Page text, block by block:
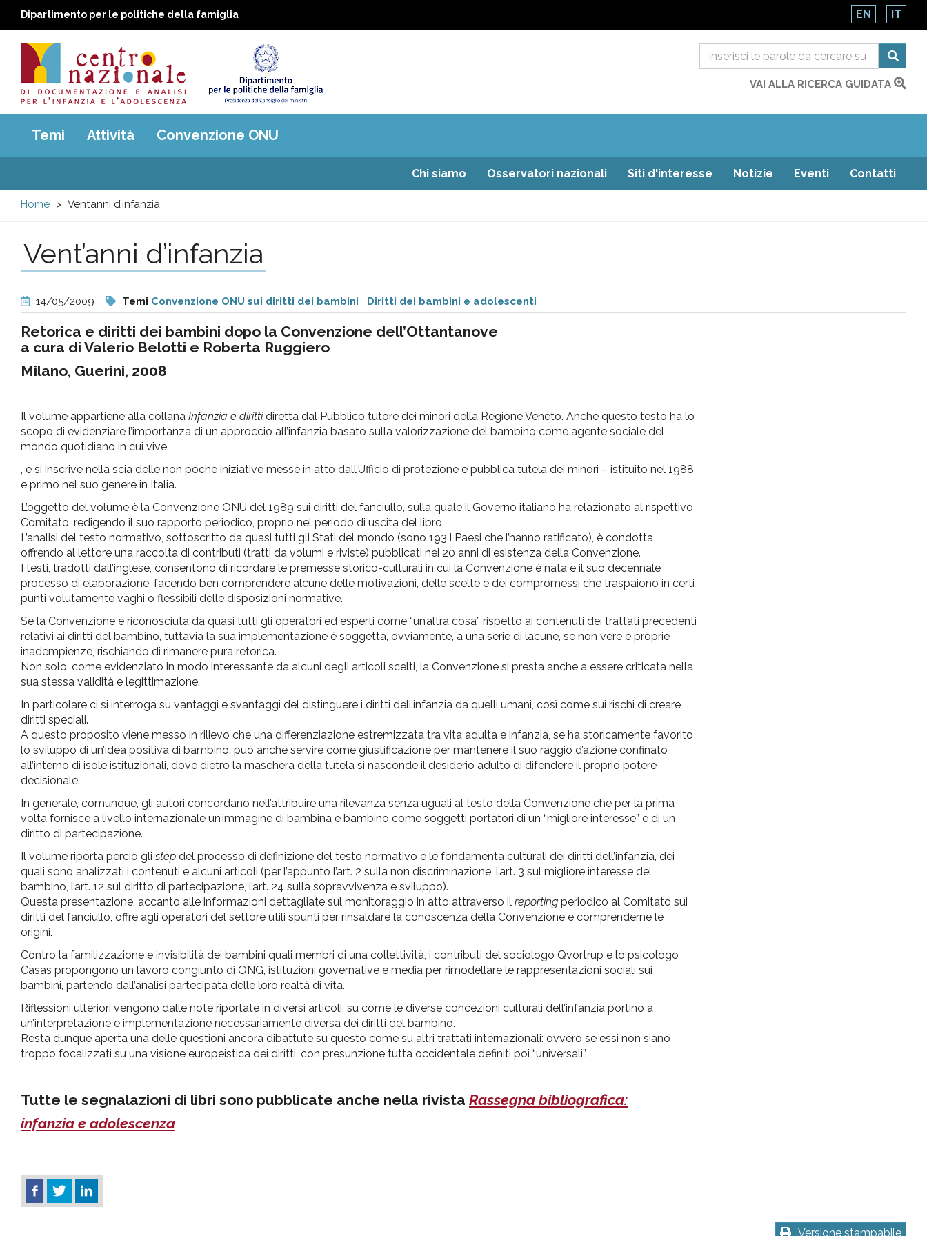
Dipartimento per le politiche della famiglia EN IT
Centro
nazionale
di
e
analisi
pr
l'infanzia
e
l'adolescenza
VAI ALLA RICERCA GUIDATA
Main
menu
Temi Attività Convenzione ONU
Chi siamo Osservatori nazionali Siti d'interesse Notizie Eventi Contatti
Home Vent’anni d’infanzia
Vent’anni d’infanzia
14/05/2009 Temi Convenzione ONU sui diritti dei bambini Diritti dei bambini e adolescenti
Retorica e diritti dei bambini dopo la Convenzione dell’Ottantanove
a cura di Valerio Belotti e Roberta Ruggiero
Milano, Guerini, 2008
Il volume appartiene alla collana Infanzia e dirittidiretta dal Pubblico tutore dei minori della Regione Veneto. Anche questo testo ha lo
scopo di evidenziare l’importanza di un approccio all’infanzia basato sulla valorizzazione del bambino come agente sociale del
mondo quotidiano in cui vive
, e si inscrive nella scia delle non poche iniziative messe in atto dall’Ufficio di protezione e pubblica tutela dei minori – istituito nel 1988
e primo nel suo genere in Italia.
L’oggetto del volume è la Convenzione ONU del 1989 sui diritti del fanciullo, sulla quale il Governo italiano ha relazionato al rispettivo
Comitato, redigendo il suo rapporto periodico, proprio nel periodo di uscita del libro.
L’analisi del testo normativo, sottoscritto da quasi tutti gli Stati del mondo (sono 193 i Paesi che l’hanno ratificato), è condotta
offrendo al lettore una raccolta di contributi (tratti da volumi e riviste) pubblicati nei 20 anni di esistenza della Convenzione.
I testi, tradotti dall’inglese, consentono di ricordare le premesse storico-culturali in cui la Convenzione è nata e il suo decennale
processo di elaborazione, facendo ben comprendere alcune delle motivazioni, delle scelte e dei compromessi che traspaiono in certi
punti volutamente vaghi o flessibili delle disposizioni normative.
Se la Convenzione è riconosciuta da quasi tutti gli operatori ed esperti come “un’altra cosa” rispetto ai contenuti dei trattati precedenti
relativi ai diritti del bambino, tuttavia la sua implementazione è soggetta, ovviamente, a una serie di lacune, se non vere e proprie
inadempienze, rischiando di rimanere pura retorica.
Non solo, come evidenziato in modo interessante da alcuni degli articoli scelti, la Convenzione si presta anche a essere criticata nella
sua stessa validità e legittimazione.
In particolare ci si interroga su vantaggi e svantaggi del distinguere i diritti dell’infanzia da quelli umani, così come sui rischi di creare
diritti speciali.
A questo proposito viene messo in rilievo che una differenziazione estremizzata tra vita adulta e infanzia, se ha storicamente favorito
lo sviluppo di un’idea positiva di bambino, può anche servire come giustificazione per mantenere il suo raggio d’azione confinato
all’interno di isole istituzionali, dove dietro la maschera della tutela si nasconde il desiderio adulto di difendere il proprio potere
decisionale.
In generale, comunque, gli autori concordano nell’attribuire una rilevanza senza uguali al testo della Convenzione che per la prima
volta fornisce a livello internazionale un’immagine di bambina e bambino come soggetti portatori di un “migliore interesse” e di un
diritto di partecipazione.
Il volume riporta perciò glistep del processo di definizione del testo normativo e le fondamenta culturali dei diritti dell’infanzia, dei
quali sono analizzati i contenuti e alcuni articoli (per l’appunto l’art. 2 sulla non discriminazione, l’art. 3 sul migliore interesse del
bambino, l’art. 12 sul diritto di partecipazione, l’art. 24 sulla sopravvivenza e sviluppo).
Questa presentazione, accanto alle informazioni dettagliate sul monitoraggio in atto attraverso il reporting periodico al Comitato sui
diritti del fanciullo, offre agli operatori del settore utili spunti per rinsaldare la conoscenza della Convenzione e comprenderne le
origini.
Contro la familizzazione e invisibilità dei bambini quali membri di una collettività, i contributi del sociologo Qvortrup e lo psicologo
Casas propongono un lavoro congiunto di ONG, istituzioni governative e media per rimodellare le rappresentazioni sociali sui
bambini, partendo dall’analisi partecipata delle loro realtà di vita.
Riflessioni ulteriori vengono dalle note riportate in diversi articoli, su come le diverse concezioni culturali dell’infanzia portino a
un’interpretazione e implementazione necessariamente diversa dei diritti del bambino.
Resta dunque aperta una delle questioni ancora dibattute su questo come su altri trattati internazionali: ovvero se essi non siano
troppo focalizzati su una visione europeistica dei diritti, con presunzione tutta occidentale definiti poi “universali”.
Tutte le segnalazioni di libri sono pubblicate anche nella rivista Rassegna bibliografica:
infanzia e adolescenza
Versione stampabile